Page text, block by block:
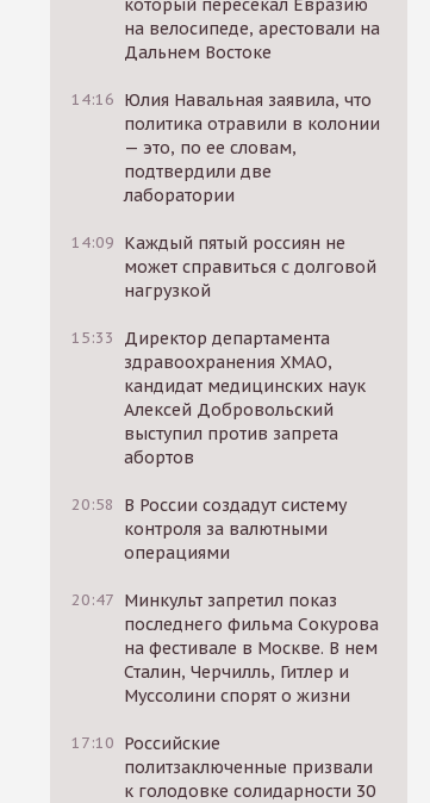
который пересекал Евразию
на велосипеде, арестовали на
Дальнем Востоке
14:16 Юлия Навальная заявила, что
политика отравили в колонии
— это, по ее словам,
подтвердили две
лаборатории
14:09 Каждый пятый россиян не
может справиться с долговой
нагрузкой
15:33
Директор департамента
здравоохранения ХМАО,
кандидат медицинских наук
Алексей Добровольский
выступил против запрета
абортов
20:58
В России создадут систему
контроля за валютными
операциями
20:47 Минкульт запретил показ
последнего фильма Сокурова
на фестивале в Москве. В нем
Сталин, Черчилль, Гитлер и
Муссолини спорят о жизни
17:10 Российские
политзаключенные призвали
к голодовке солидарности 30